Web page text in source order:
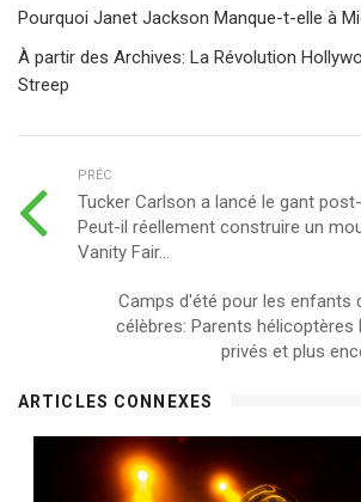
Pourquoi Janet Jackson Manque-t-elle à
À partir des Archives: La Révolution
Streep
PRÉC
Tucker Carlson a lancé le gant
Peut-il réellement construire un
Vanity Fair...
Camps d'été pour les enfants
célèbres: Parents hélicoptères
privés et plus
ARTICLES CONNEXES